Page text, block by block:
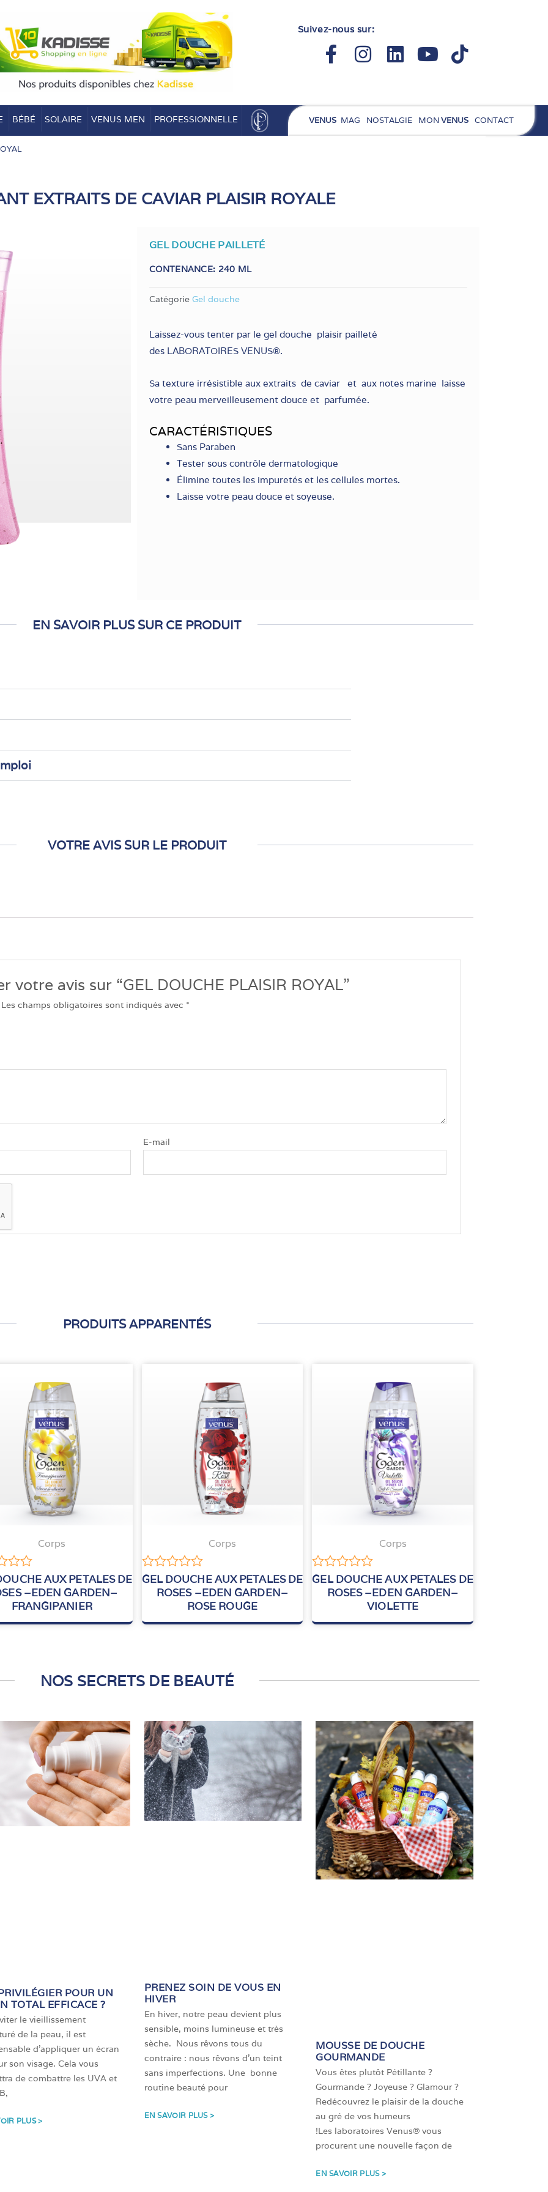
Suivez-nous sur:
Facebook-
f
Instagram
Linkedin
Youtube
Tiktok
BÉBÉ SOLAIRE VENUS MEN PROFESSIONNELLE VENUS MAG NOSTALGIE MONVENUS CONTACT
EXTRAITS DE CAVIAR PLAISIR ROYALE
GEL DOUCHE PAILLETÉ
CONTENANCE: 240 ML
Catégorie Gel douche
Laissez-vous tenter par le gel douche plaisir pailleté
des LABORATOIRES VENUS®.
Sa texture irrésistible aux extraits de caviar et aux notes marine laisse
votre peau merveilleusement douce et parfumée.
CARACTÉRISTIQUES
Sans Paraben
Tester sous contrôle dermatologique
Élimine toutes les impuretés et les cellules mortes.
Laisse votre peau douce et soyeuse.
EN SAVOIR PLUS SUR CE PRODUIT
VOTRE AVIS SUR LE PRODUIT
votre avis sur “GEL DOUCHE PLAISIR ROYAL”
Les champs obligatoires sont indiqués avec *
E-mail
PRODUITS APPARENTÉS
Corps
AUX PETALES DE
–EDEN GARDEN–
FRANGIPANIER
Corps
Note
GEL DOUCHE AUX PETALES DE
ROSES –EDEN GARDEN–
ROSE ROUGE
Corps
Note
GEL DOUCHE AUX PETALES DE
ROSES –EDEN GARDEN–
VIOLETTE
NOS SECRETS DE BEAUTÉ
POUR UN
TOTAL EFFICACE ?
le vieillissement
de la peau, il est
d’appliquer un écran
son visage. Cela vous
de combattre les UVA et
PLUS >
PRENEZ SOIN DE VOUS EN
HIVER
En hiver, notre peau devient plus
sensible, moins lumineuse et très
sèche. Nous rêvons tous du
contraire : nous rêvons d’un teint
sans imperfections. Une bonne
routine beauté pour
EN SAVOIR PLUS >
MOUSSE DE DOUCHE
GOURMANDE
Vous êtes plutôt Pétillante ?
Gourmande ? Joyeuse ? Glamour ?
Redécouvrez le plaisir de la douche
au gré de vos humeurs
!Les laboratoires Venus® vous
procurent une nouvelle façon de
EN SAVOIR PLUS >